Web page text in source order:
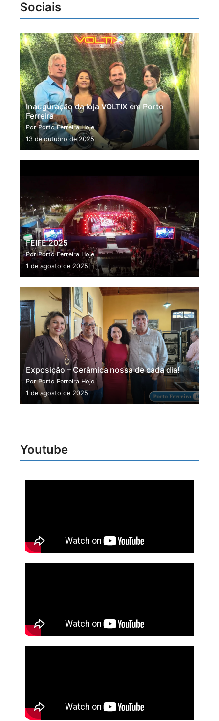
Sociais
Inauguração da loja VOLTIX em Porto
Ferreira
Por Porto Ferreira Hoje
13 de outubro de 2025
FEIFE 2025
Por Porto Ferreira Hoje
1 de agosto de 2025
Exposição – Cerâmica nossa de cada dia!
Por Porto Ferreira Hoje
1 de agosto de 2025
Youtube